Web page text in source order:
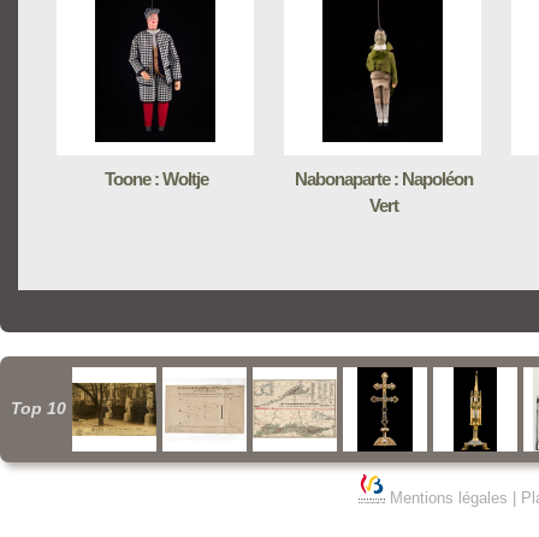
Toone : Woltje
Nabonaparte : Napoléon
Vert
Top 10
Mentions légales